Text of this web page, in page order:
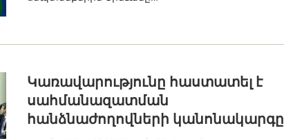
Կառավարությունը հաստատել է
սահմանազատման
հանձնաժողովների կանոնակարգը